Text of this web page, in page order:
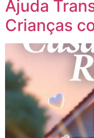
Ajuda
Crianças